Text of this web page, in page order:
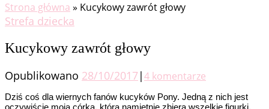
Strona główna » Kucykowy zawrót głowy
Strefa dziecka
Kucykowy zawrót głowy
Opublikowano 28/10/2017 |4 komentarze
Dziś coś dla wiernych fanów kucyków Pony. Jedną z nich jest
oczywiście moja córka, która namiętnie zbiera wszelkie figurki,